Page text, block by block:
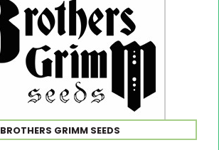
BROTHERS GRIMM SEEDS